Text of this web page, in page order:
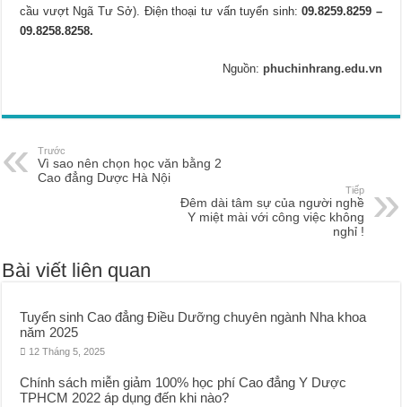
cầu vượt Ngã Tư Sở). Điện thoại tư vấn tuyển sinh:09.8259.8259 –
09.8258.8258.
Nguồn: phuchinhrang.edu.vn
Trước
Vì sao nên chọn học văn bằng 2
Cao đẳng Dược Hà Nội
Tiếp
Đêm dài tâm sự của người nghề
Y miệt mài với công việc không
nghỉ !
Bài viết liên quan
Tuyển sinh Cao đẳng Điều Dưỡng chuyên ngành Nha khoa
năm 2025
12 Tháng 5, 2025
Chính sách miễn giảm 100% học phí Cao đẳng Y Dược
TPHCM 2022 áp dụng đến khi nào?